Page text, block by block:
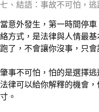
七、結語：事故不可怕，
當意外發生，第一時間停
絡方式，是法律與人情最基
跑了，不會讓你沒事，只會
肇事不可怕，怕的是選擇逃
法律可以給你解釋的機會
寸。